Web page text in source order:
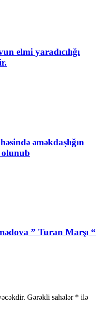
elmi yaradıcılığı
əməkdaşlığın
” Turan Marşı “
Gərəkli sahələr * ilə